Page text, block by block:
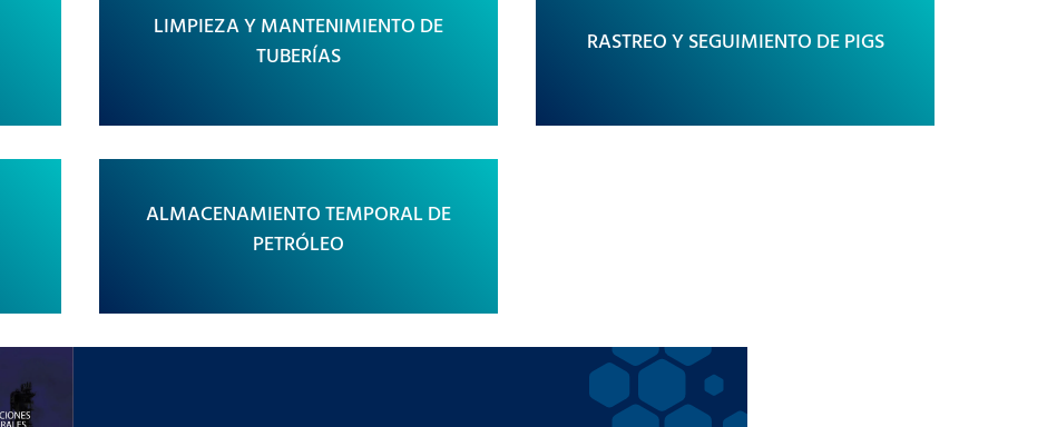
LIMPIEZA Y MANTENIMIENTO DE
TUBERÍAS RASTREO Y SEGUIMIENTO DE PIGS
ALMACENAMIENTO TEMPORAL DE
PETRÓLEO